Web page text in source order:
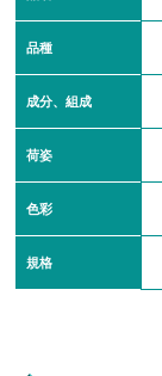
品種
成分、組成
荷姿
色彩
規格